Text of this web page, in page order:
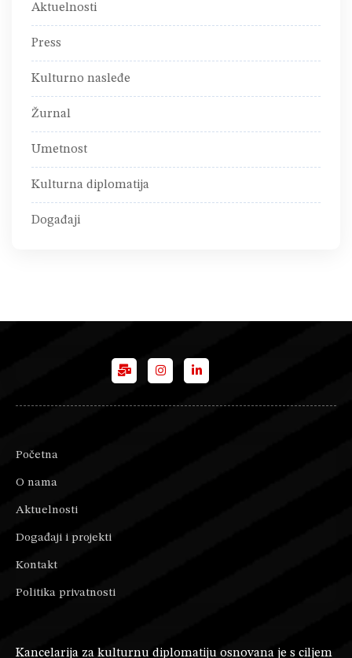
Aktuelnosti
Press
Kulturno nasleđe
Žurnal
Umetnost
Kulturna diplomatija
Događaji
Početna
O nama
Aktuelnosti
Događaji i projekti
Kontakt
Politika privatnosti
Kancelarija za kulturnu diplomatiju osnovana je s ciljem